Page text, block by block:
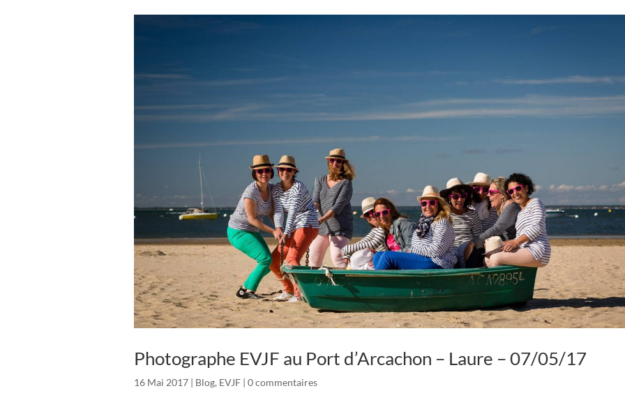
Photographe EVJF au Port d’Arcachon – Laure – 07/05/17
16 Mai 2017 | Blog, EVJF | 0 commentaires